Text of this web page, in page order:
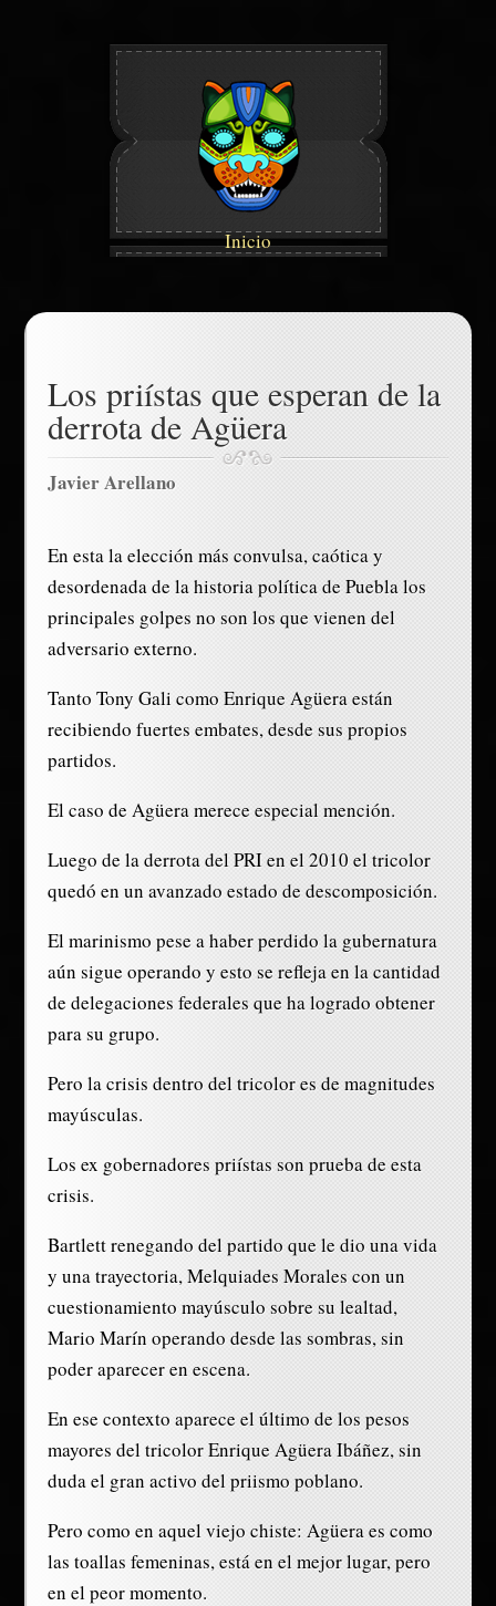
Inicio
Los priístas que esperan de la
derrota de Agüera
Javier Arellano
En esta la elección más convulsa, caótica y
desordenada de la historia política de Puebla los
principales golpes no son los que vienen del
adversario externo.
Tanto Tony Gali como Enrique Agüera están
recibiendo fuertes embates, desde sus propios
partidos.
El caso de Agüera merece especial mención.
Luego de la derrota del PRI en el 2010 el tricolor
quedó en un avanzado estado de descomposición.
El marinismo pese a haber perdido la gubernatura
aún sigue operando y esto se refleja en la cantidad
de delegaciones federales que ha logrado obtener
para su grupo.
Pero la crisis dentro del tricolor es de magnitudes
mayúsculas.
Los ex gobernadores priístas son prueba de esta
crisis.
Bartlett renegando del partido que le dio una vida
y una trayectoria, Melquiades Morales con un
cuestionamiento mayúsculo sobre su lealtad,
Mario Marín operando desde las sombras, sin
poder aparecer en escena.
En ese contexto aparece el último de los pesos
mayores del tricolor Enrique Agüera Ibáñez, sin
duda el gran activo del priismo poblano.
Pero como en aquel viejo chiste: Agüera es como
las toallas femeninas, está en el mejor lugar, pero
en el peor momento.